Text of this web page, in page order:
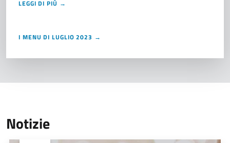
LEGGI DI PIÙ →
I MENU DI LUGLIO 2023 →
Notizie